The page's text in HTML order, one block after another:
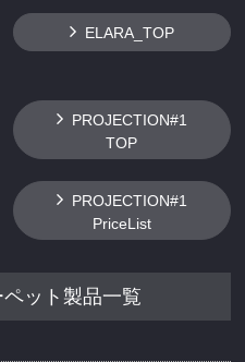
ELARA_TOP
PROJECTION#1
TOP
PROJECTION#1
PriceList
ット製品一覧